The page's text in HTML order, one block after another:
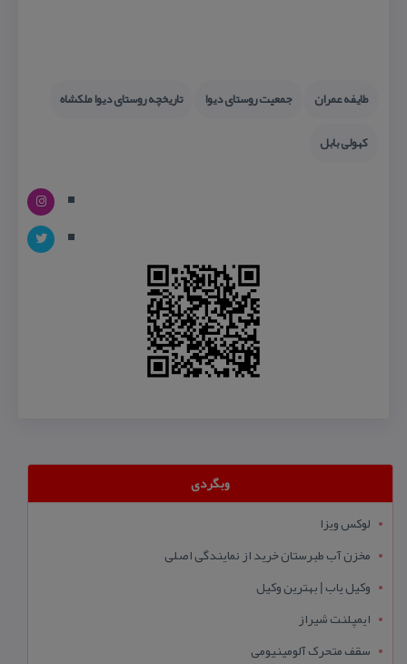
طایفه عمران جمعیت روستای دیوا
تاریخچه روستای دیوا ملكشاه
كهولی بابل
وبگردی
لوکس ویزا
مخزن آب طبرستان خرید از نمایندگی اصلی
وکیل یاب | بهترین وکیل
ایمپلنت شیراز
سقف متحرک آلومینیومی